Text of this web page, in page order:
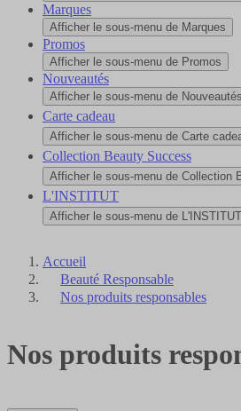
Marques
Afficher le sous-menu de Marques
Promos
Afficher le sous-menu de Promos
Nouveautés
Afficher le sous-menu de Nouveautés
Carte cadeau
Afficher le sous-menu de Carte
Collection Beauty Success
Afficher le sous-menu de Collection
L'INSTITUT
Afficher le sous-menu de L'INSTITUT
Accueil
Beauté Responsable
Nos produits responsables
Nos produits